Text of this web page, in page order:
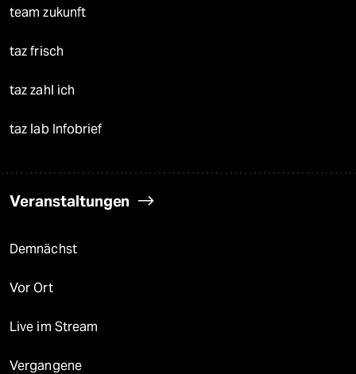
team zukunft
taz frisch
taz zahl ich
taz lab Infobrief
Veranstaltungen
Demnächst
Vor Ort
Live im Stream
Vergangene